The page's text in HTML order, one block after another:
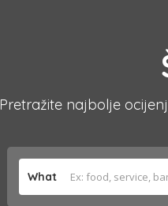
Pretražite najbolje
What